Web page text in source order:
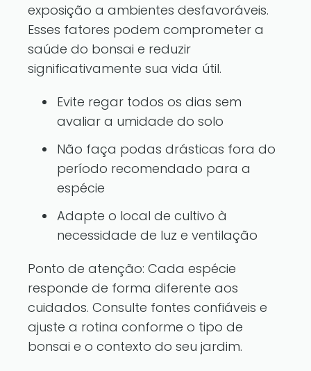
exposição a ambientes desfavoráveis.
Esses fatores podem comprometer a
saúde do bonsai e reduzir
significativamente sua vida útil.
Evite regar todos os dias sem
avaliar a umidade do solo
Não faça podas drásticas fora do
período recomendado para a
espécie
Adapte o local de cultivo à
necessidade de luz e ventilação
Ponto de atenção: Cada espécie
responde de forma diferente aos
cuidados. Consulte fontes confiáveis e
ajuste a rotina conforme o tipo de
bonsai e o contexto do seu jardim.